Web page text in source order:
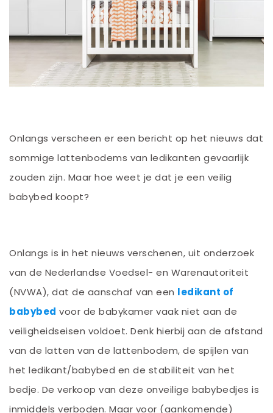
Onlangs verscheen er een bericht op het nieuws dat
sommige lattenbodems van ledikanten gevaarlijk
zouden zijn. Maar hoe weet je dat je een veilig
babybed koopt?
Onlangs is in het nieuws verschenen, uit onderzoek
van de Nederlandse Voedsel- en Warenautoriteit
(NVWA), dat de aanschaf van een ledikant of
babybed voor de babykamer vaak niet aan de
veiligheidseisen voldoet. Denk hierbij aan de afstand
van de latten van de lattenbodem, de spijlen van
het ledikant/babybed en de stabiliteit van het
bedje. De verkoop van deze onveilige babybedjes is
inmiddels verboden. Maar voor (aankomende)